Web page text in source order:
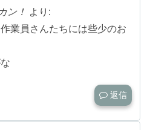
ン！ より:
業員さんたちには些少のお
返信